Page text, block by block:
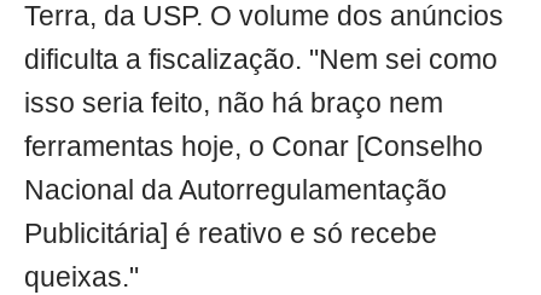
Terra, da USP. O volume dos anúncios
dificulta a fiscalização. "Nem sei como
isso seria feito, não há braço nem
ferramentas hoje, o Conar [Conselho
Nacional da Autorregulamentação
Publicitária] é reativo e só recebe
queixas."